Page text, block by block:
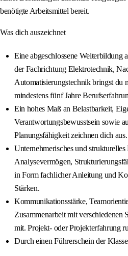
benötigte Arbeitsmittel bereit.
Was dich auszeichnet
Eine abgeschlossene Weiterbildung
der Fachrichtung Elektrotechnik,
Automatisierungstechnik bringst du
mindestens fünf Jahre
Ein hohes Maß an Belastbarkeit,
Verantwortungsbewusstsein sowie
Planungsfähigkeit zeichnen dich aus.
Unternehmerisches und
Analysevermögen,
in Form fachlicher Anleitung und
Stärken.
Kommunikationsstärke,
Zusammenarbeit mit verschiedenen
mit. Projekt- oder Projekterfahrung
Durch einen Führerschein der